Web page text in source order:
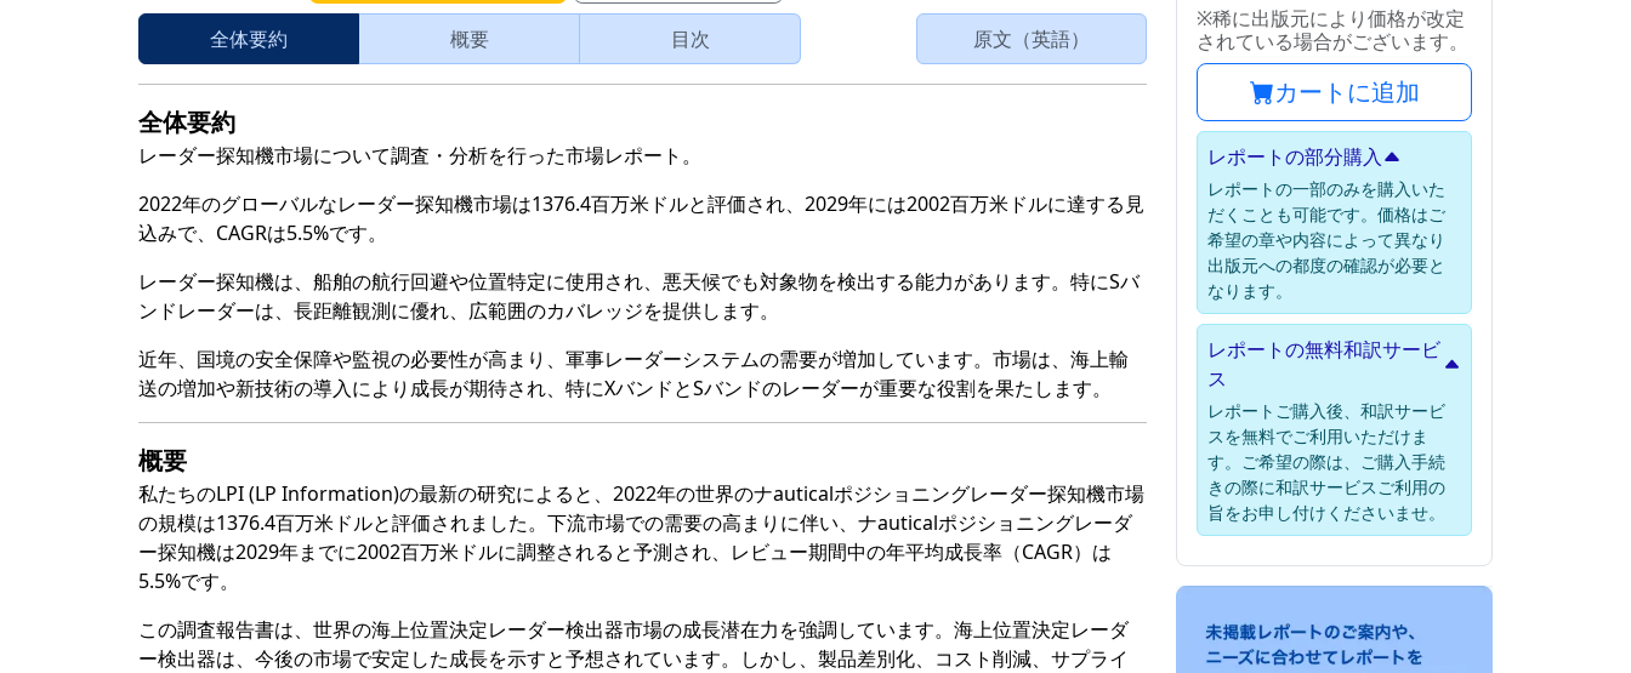
全体要約 概要 目次 原文（英語）
全体要約
レーダー探知機市場について調査・分析を行った市場レポート。
2022年のグローバルなレーダー探知機市場は1376.4百万米ドルと評価され、2029年には2002百万米ドルに達する見
込みで、CAGRは5.5%です。
レーダー探知機は、船舶の航行回避や位置特定に使用され、悪天候でも対象物を検出する能力があります。特にSバ
ンドレーダーは、長距離観測に優れ、広範囲のカバレッジを提供します。
近年、国境の安全保障や監視の必要性が高まり、軍事レーダーシステムの需要が増加しています。市場は、海上輸
送の増加や新技術の導入により成長が期待され、特にXバンドとSバンドのレーダーが重要な役割を果たします。
概要
私たちのLPI (LP Information)の最新の研究によると、2022年の世界のナauticalポジショニングレーダー探知機市場
の規模は1376.4百万米ドルと評価されました。下流市場での需要の高まりに伴い、ナauticalポジショニングレーダ
ー探知機は2029年までに2002百万米ドルに調整されると予測され、レビュー期間中の年平均成長率（CAGR）は
5.5%です。
この調査報告書は、世界の海上位置決定レーダー検出器市場の成長潜在力を強調しています。海上位置決定レーダ
ー検出器は、今後の市場で安定した成長を示すと予想されています。しかし、製品差別化、コスト削減、サプライ
※稀に出版元により価格が改定
されている場合がございます。
カートに追加
レポートの部分購入
レポートの一部のみを購入いた
だくことも可能です。価格はご
希望の章や内容によって異なり
出版元への都度の確認が必要と
なります。
レポートの無料和訳サービ
ス
レポートご購入後、和訳サービ
スを無料でご利用いただけま
す。ご希望の際は、ご購入手続
きの際に和訳サービスご利用の
旨をお申し付けくださいませ。